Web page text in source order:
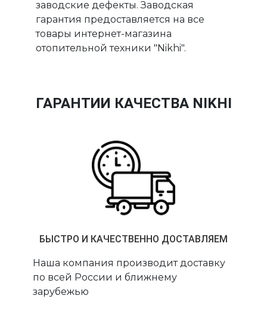
заводские дефекты. Заводская
гарантия предоставляется на все
товары интернет-магазина
отопительной техники "Nikhi".
ГАРАНТИИ КАЧЕСТВА NIKHI
БЫСТРО И КАЧЕСТВЕННО ДОСТАВЛЯЕМ
Наша компания производит доставку
по всей России и ближнему
зарубежью